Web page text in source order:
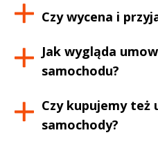
Czy wycena i
Jak wygląda
samochodu?
Czy kupujemy też
samochody?